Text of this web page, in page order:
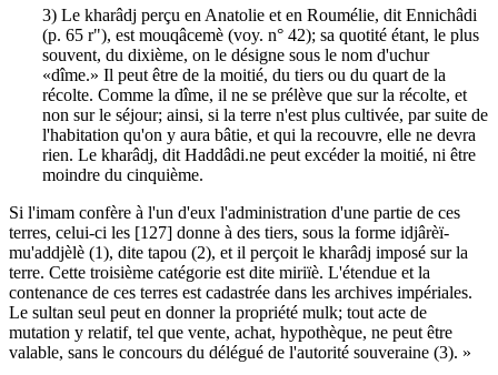
3) Le kharâdj perçu en Anatolie et en Roumélie, dit Ennichâdi
(p. 65 r"), est mouqâcemè (voy. n° 42); sa quotité étant, le plus
souvent, du dixième, on le désigne sous le nom d'uchur
«dîme.» Il peut être de la moitié, du tiers ou du quart de la
récolte. Comme la dîme, il ne se prélève que sur la récolte, et
non sur le séjour; ainsi, si la terre n'est plus cultivée, par suite de
l'habitation qu'on y aura bâtie, et qui la recouvre, elle ne devra
rien. Le kharâdj, dit Haddâdi.ne peut excéder la moitié, ni être
moindre du cinquième.
Si l'imam confère à l'un d'eux l'administration d'une partie de ces
terres, celui-ci les [127] donne à des tiers, sous la forme idjârèï-
mu'addjèlè (1), dite tapou (2), et il perçoit le kharâdj imposé sur la
terre. Cette troisième catégorie est dite miriïè. L'étendue et la
contenance de ces terres est cadastrée dans les archives impériales.
Le sultan seul peut en donner la propriété mulk; tout acte de
mutation y relatif, tel que vente, achat, hypothèque, ne peut être
valable, sans le concours du délégué de l'autorité souveraine (3). »